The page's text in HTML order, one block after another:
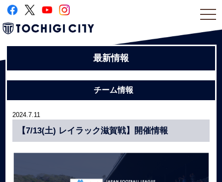
最新情報
チーム情報
2024.7.11
【7/13(土) レイラック滋賀戦】開催情報